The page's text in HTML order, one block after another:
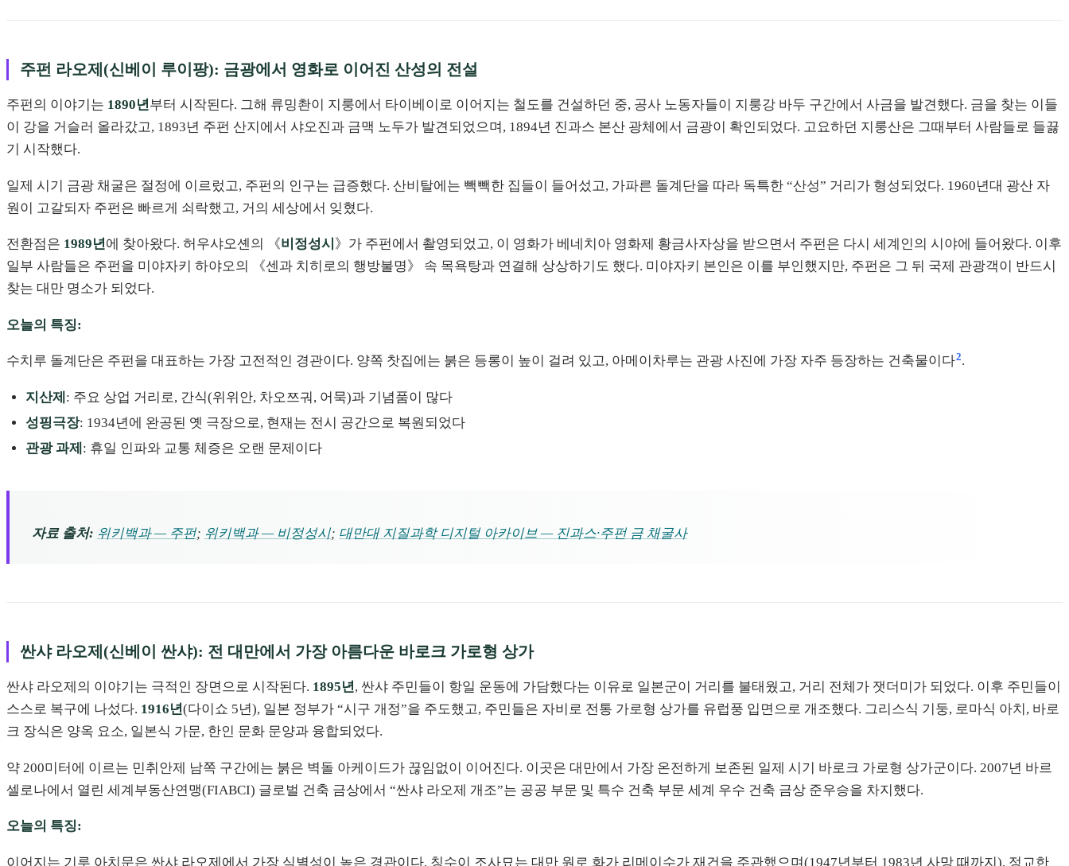
주펀 라오제(신베이 루이팡): 금광에서 영화로 이어진 산성의 전설
주펀의 이야기는 1890년부터 시작된다. 그해 류밍촨이 지룽에서 타이베이로 이어지는 철도를 건설하던 중, 공사 노동자들이 지룽강 바두 구간에서 사금을 발견했다. 금을 찾는 이들
이 강을 거슬러 올라갔고, 1893년 주펀 산지에서 샤오진과 금맥 노두가 발견되었으며, 1894년 진과스 본산 광체에서 금광이 확인되었다. 고요하던 지룽산은 그때부터 사람들로 들끓
기 시작했다.
일제 시기 금광 채굴은 절정에 이르렀고, 주펀의 인구는 급증했다. 산비탈에는 빽빽한 집들이 들어섰고, 가파른 돌계단을 따라 독특한 “산성” 거리가 형성되었다. 1960년대 광산 자
원이 고갈되자 주펀은 빠르게 쇠락했고, 거의 세상에서 잊혔다.
전환점은 1989년에 찾아왔다. 허우샤오셴의 《비정성시 》가 주펀에서 촬영되었고, 이 영화가 베네치아 영화제 황금사자상을 받으면서 주펀은 다시 세계인의 시야에 들어왔다. 이후
일부 사람들은 주펀을 미야자키 하야오의 《센과 치히로의 행방불명》 속 목욕탕과 연결해 상상하기도 했다. 미야자키 본인은 이를 부인했지만, 주펀은 그 뒤 국제 관광객이 반드시
찾는 대만 명소가 되었다.
오늘의 특징:
수치루 돌계단은 주펀을 대표하는 가장 고전적인 경관이다. 양쪽 찻집에는 붉은 등롱이 높이 걸려 있고, 아메이차루는 관광 사진에 가장 자주 등장하는 건축물이다2.
지산제 : 주요 상업 거리로, 간식(위위안, 차오쯔궈, 어묵)과 기념품이 많다
성핑극장: 1934년에 완공된 옛 극장으로, 현재는 전시 공간으로 복원되었다
관광 과제 : 휴일 인파와 교통 체증은 오랜 문제이다
자료 출처: 위키백과 — 주펀; 위키백과 — 비정성시; 대만대 지질과학 디지털 아카이브 — 진과스·주펀 금 채굴사
싼샤 라오제(신베이 싼샤): 전 대만에서 가장 아름다운 바로크 가로형 상가
싼샤 라오제의 이야기는 극적인 장면으로 시작된다. 1895년, 싼샤 주민들이 항일 운동에 가담했다는 이유로 일본군이 거리를 불태웠고, 거리 전체가 잿더미가 되었다. 이후 주민들이
스스로 복구에 나섰다. 1916년(다이쇼 5년), 일본 정부가 “시구 개정”을 주도했고, 주민들은 자비로 전통 가로형 상가를 유럽풍 입면으로 개조했다. 그리스식 기둥, 로마식 아치, 바로
크 장식은 양옥 요소, 일본식 가문, 한인 문화 문양과 융합되었다.
약 200미터에 이르는 민취안제 남쪽 구간에는 붉은 벽돌 아케이드가 끊임없이 이어진다. 이곳은 대만에서 가장 온전하게 보존된 일제 시기 바로크 가로형 상가군이다. 2007년 바르
셀로나에서 열린 세계부동산연맹(FIABCI) 글로벌 건축 금상에서 “싼샤 라오제 개조”는 공공 부문 및 특수 건축 부문 세계 우수 건축 금상 준우승을 차지했다.
오늘의 특징:
이어지는 기루 아치문은 싼샤 라오제에서 가장 식별성이 높은 경관이다. 칭수이 조사묘는 대만 원로 화가 리메이수가 재건을 주관했으며(1947년부터 1983년 사망 때까지), 정교한